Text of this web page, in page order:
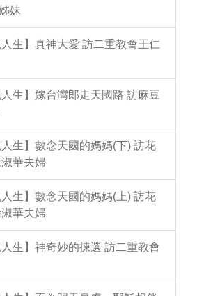
妹
生】真神大愛 訪二重教會王仁
生】嫁台灣郎走天國路 訪麻豆
生】數念天國的媽媽(下) 訪花
華夫婦
生】數念天國的媽媽(上) 訪花
華夫婦
生】神奇妙的揀選 訪二重教會